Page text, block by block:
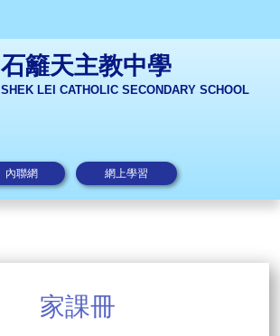
石籬天主教中學
SHEK LEI CATHOLIC SECONDARY SCHOOL
內聯網 網上學習
家課冊